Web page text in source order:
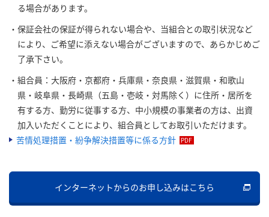
る場合があります。
保証会社の保証が得られない場合や、当組合との取引状況など
により、ご希望に添えない場合がございますので、あらかじめご
了承下さい。
組合員：大阪府・京都府・兵庫県・奈良県・滋賀県・和歌山
県・岐阜県・長崎県（五島・壱岐・対馬除く）に住所・居所を
有する方、勤労に従事する方、中小規模の事業者の方は、出資
加入いただくことにより、組合員としてお取引いただけます。
苦情処理措置・紛争解決措置等に係る方針
インターネットからのお申し込みはこちら